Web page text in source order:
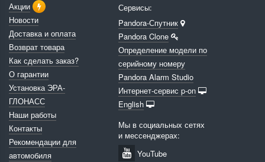
Акции
Новости
Доставка и оплата
Возврат товара
Как сделать заказ?
О гарантии
Установка ЭРА-
ГЛОНАСС
Наши работы
Контакты
Рекомендации для
автомобиля
Сервисы:
Pandora-Спутник
Pandora Clone
Определение модели по
серийному номеру
Pandora Alarm Studio
Интернет-сервис p-on
English
Мы в социальных сетях
и мессенджерах:
YouTube